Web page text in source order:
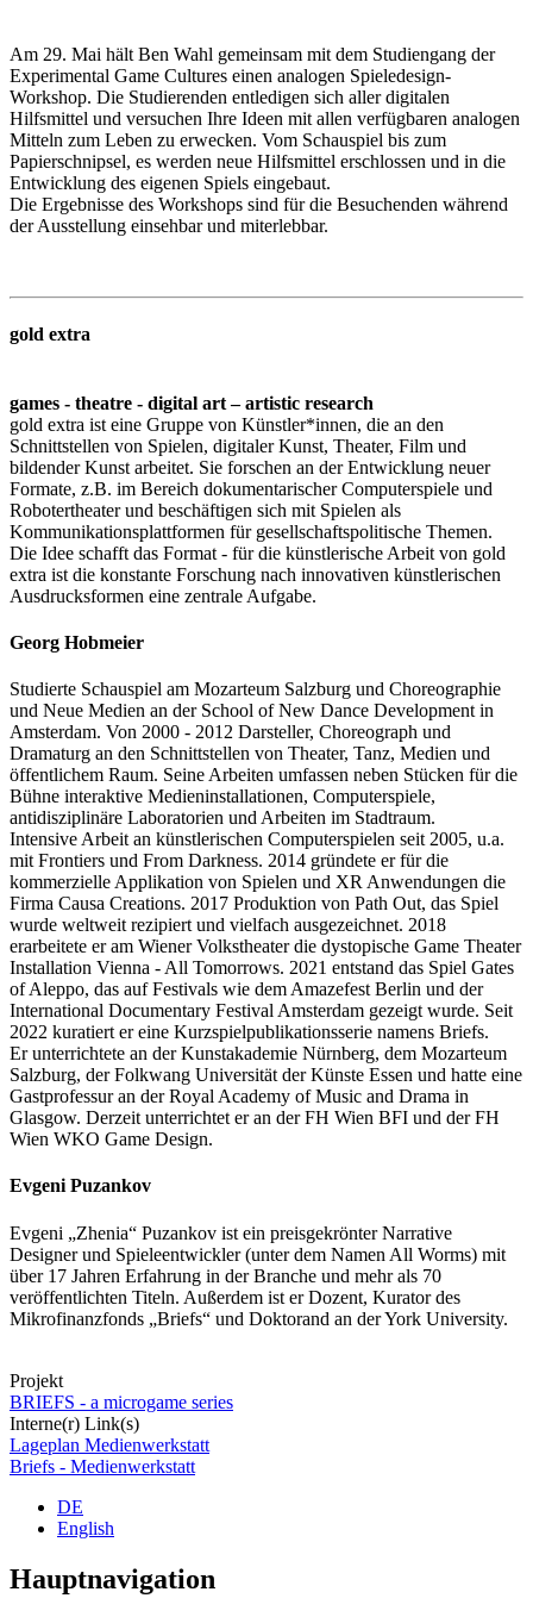
Am 29. Mai hält Ben Wahl gemeinsam mit dem Studiengang der
Experimental Game Cultures einen analogen Spieledesign-
Workshop. Die Studierenden entledigen sich aller digitalen
Hilfsmittel und versuchen Ihre Ideen mit allen verfügbaren analogen
Mitteln zum Leben zu erwecken. Vom Schauspiel bis zum
Papierschnipsel, es werden neue Hilfsmittel erschlossen und in die
Entwicklung des eigenen Spiels eingebaut.
Die Ergebnisse des Workshops sind für die Besuchenden während
der Ausstellung einsehbar und miterlebbar.
gold extra
games - theatre - digital art – artistic research
gold extra ist eine Gruppe von Künstler*innen, die an den
Schnittstellen von Spielen, digitaler Kunst, Theater, Film und
bildender Kunst arbeitet. Sie forschen an der Entwicklung neuer
Formate, z.B. im Bereich dokumentarischer Computerspiele und
Robotertheater und beschäftigen sich mit Spielen als
Kommunikationsplattformen für gesellschaftspolitische Themen.
Die Idee schafft das Format - für die künstlerische Arbeit von gold
extra ist die konstante Forschung nach innovativen künstlerischen
Ausdrucksformen eine zentrale Aufgabe.
Georg Hobmeier
Studierte Schauspiel am Mozarteum Salzburg und Choreographie
und Neue Medien an der School of New Dance Development in
Amsterdam. Von 2000 - 2012 Darsteller, Choreograph und
Dramaturg an den Schnittstellen von Theater, Tanz, Medien und
öffentlichem Raum. Seine Arbeiten umfassen neben Stücken für die
Bühne interaktive Medieninstallationen, Computerspiele,
antidisziplinäre Laboratorien und Arbeiten im Stadtraum.
Intensive Arbeit an künstlerischen Computerspielen seit 2005, u.a.
mit Frontiers und From Darkness. 2014 gründete er für die
kommerzielle Applikation von Spielen und XR Anwendungen die
Firma Causa Creations. 2017 Produktion von Path Out, das Spiel
wurde weltweit rezipiert und vielfach ausgezeichnet. 2018
erarbeitete er am Wiener Volkstheater die dystopische Game Theater
Installation Vienna - All Tomorrows. 2021 entstand das Spiel Gates
of Aleppo, das auf Festivals wie dem Amazefest Berlin und der
International Documentary Festival Amsterdam gezeigt wurde. Seit
2022 kuratiert er eine Kurzspielpublikationsserie namens Briefs.
Er unterrichtete an der Kunstakademie Nürnberg, dem Mozarteum
Salzburg, der Folkwang Universität der Künste Essen und hatte eine
Gastprofessur an der Royal Academy of Music and Drama in
Glasgow. Derzeit unterrichtet er an der FH Wien BFI und der FH
Wien WKO Game Design.
Evgeni Puzankov
Evgeni „Zhenia“ Puzankov ist ein preisgekrönter Narrative
Designer und Spieleentwickler (unter dem Namen All Worms) mit
über 17 Jahren Erfahrung in der Branche und mehr als 70
veröffentlichten Titeln. Außerdem ist er Dozent, Kurator des
Mikrofinanzfonds „Briefs“ und Doktorand an der York University.
Projekt
BRIEFS - a microgame series
Interne(r) Link(s)
Lageplan Medienwerkstatt
Briefs - Medienwerkstatt
DE
English
Hauptnavigation